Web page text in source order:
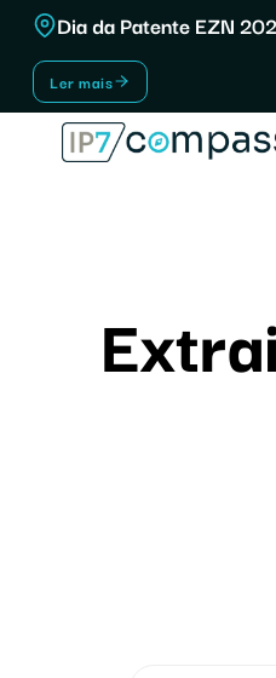
Saltar
para
conteúdo
Dia da Patente EZN
Ler mais